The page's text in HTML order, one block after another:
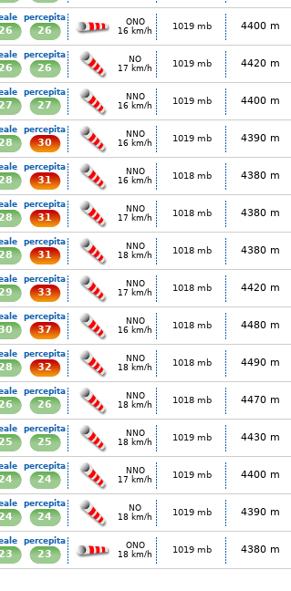
percepita
26
ONO
16 km/h
1019 mb 4400 m
percepita
26
NO
17 km/h
1019 mb 4420 m
percepita
27
NNO
16 km/h
1019 mb 4400 m
percepita
30
NNO
16 km/h
1019 mb 4390 m
percepita
31
NNO
16 km/h
1018 mb 4380 m
percepita
31
NNO
17 km/h
1018 mb 4380 m
percepita
31
NNO
18 km/h
1018 mb 4380 m
percepita
33
NNO
17 km/h
1018 mb 4420 m
percepita
37
NNO
16 km/h
1018 mb 4480 m
percepita
32
NNO
18 km/h
1018 mb 4490 m
percepita
26
NNO
18 km/h
1018 mb 4470 m
percepita
25
NNO
18 km/h
1019 mb 4430 m
percepita
24
NNO
17 km/h
1019 mb 4400 m
percepita
24
NO
18 km/h
1019 mb 4390 m
percepita
23
ONO
18 km/h
1019 mb 4380 m